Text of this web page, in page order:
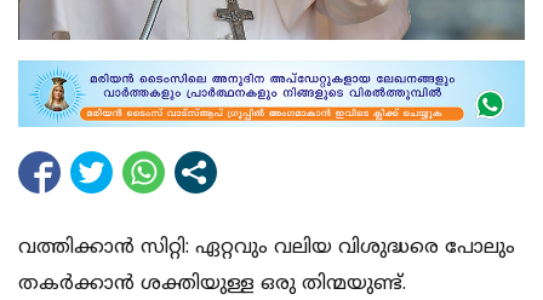
വത്തിക്കാന്‍ സിറ്റി: ഏറ്റവും വലിയ വിശുദ്ധരെ പോലും
തകര്‍ക്കാന്‍ ശക്തിയുള്ള ഒരു തിന്മയുണ്ട്.